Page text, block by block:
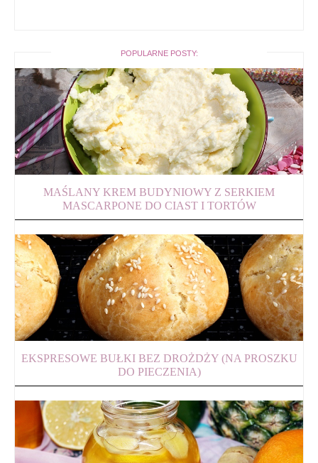
POPULARNE POSTY:
MAŚLANY KREM BUDYNIOWY Z SERKIEM
MASCARPONE DO CIAST I TORTÓW
EKSPRESOWE BUŁKI BEZ DROŻDŻY (NA PROSZKU
DO PIECZENIA)